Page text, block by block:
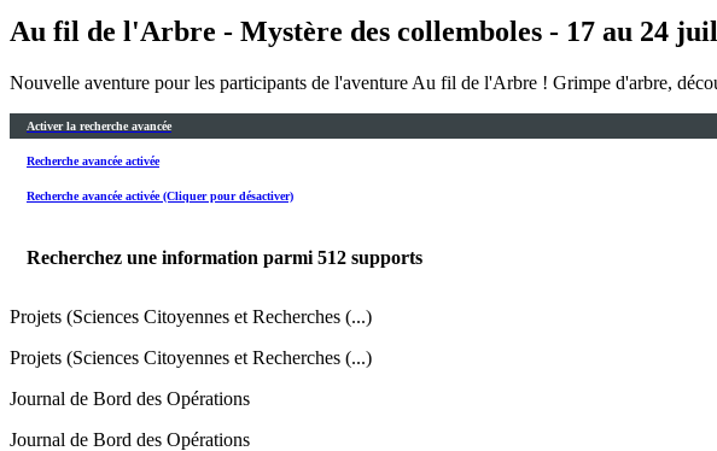
Au fil de l'Arbre - Mystère des collemboles - 17 au 24
Nouvelle aventure pour les participants de l'aventure Au fil de l'Arbre ! Grimpe d'arbre,
Activer la recherche avancée
Recherche avancée activée
Recherche avancée activée (Cliquer pour désactiver)
Recherchez une information parmi 512 supports
Projets (Sciences Citoyennes et Recherches (...)
Projets (Sciences Citoyennes et Recherches (...)
Journal de Bord des Opérations
Journal de Bord des Opérations